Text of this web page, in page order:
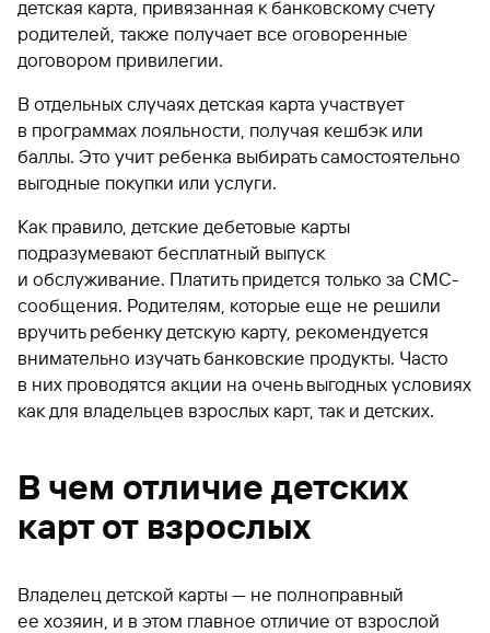
детская карта, привязанная к банковскому счету
родителей, также получает все оговоренные
договором привилегии.
В отдельных случаях детская карта участвует
в программах лояльности, получая кешбэк или
баллы. Это учит ребенка выбирать самостоятельно
выгодные покупки или услуги.
Как правило, детские дебетовые карты
подразумевают бесплатный выпуск
и обслуживание. Платить придется только за СМС-
сообщения. Родителям, которые еще не решили
вручить ребенку детскую карту, рекомендуется
внимательно изучать банковские продукты. Часто
в них проводятся акции на очень выгодных условиях
как для владельцев взрослых карт, так и детских.
В чем отличие детских
карт от взрослых
Владелец детской карты — не полноправный
ее хозяин, и в этом главное отличие от взрослой